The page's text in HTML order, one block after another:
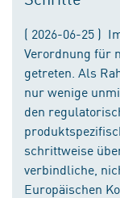
( 2026-06-25 )
Verordnung für
getreten. Als
nur wenige
den
schrittweise
verbindliche,
Europäischen